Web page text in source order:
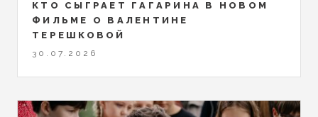
КТО СЫГРАЕТ ГАГАРИНА В НОВОМ
ФИЛЬМЕ О ВАЛЕНТИНЕ
ТЕРЕШКОВОЙ
30.07.2026